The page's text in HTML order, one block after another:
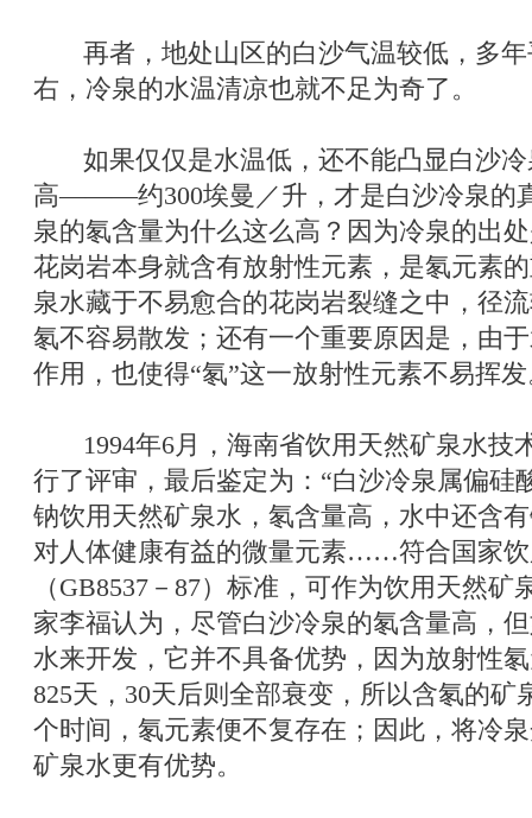
再者，地处山区的白沙气温较低，多年
右，冷泉的水温清凉也就不足为奇了。
如果仅仅是水温低，还不能凸显白沙冷
高———约300埃曼／升，才是白沙冷泉的
泉的氡含量为什么这么高？因为冷泉的出
花岗岩本身就含有放射性元素，是氡元素
泉水藏于不易愈合的花岗岩裂缝之中，径
氡不容易散发；还有一个重要原因是，由
作用，也使得“氡”这一放射性元素不易挥
1994年6月，海南省饮用天然矿泉水技
行了评审，最后鉴定为：“白沙冷泉属偏硅
钠饮用天然矿泉水，氡含量高，水中还含
对人体健康有益的微量元素……符合国家
（GB8537－87）标准，可作为饮用天然
家李福认为，尽管白沙冷泉的氡含量高，
水来开发，它并不具备优势，因为放射性
825天，30天后则全部衰变，所以含氡的矿
个时间，氡元素便不复存在；因此，将冷
矿泉水更有优势。